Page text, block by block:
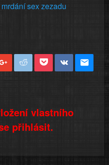
mrdánísex zezadu
vlastního
přihlásit.